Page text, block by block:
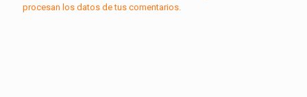
procesan los datos de tus comentarios.